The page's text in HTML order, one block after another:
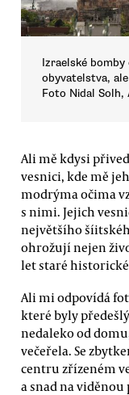
Izraelské
obyvatelstva,
Foto Nidal Solh,
Ali mě kdysi
vesnici, kde mě
modrýma očima
s nimi. Jejich
největšího
ohrožují nejen
let staré
Ali mi odpovídá
které byly
nedaleko od
večeřela. Se
centru zřízeném
a snad na viděnou